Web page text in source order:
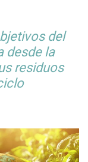
del
desde la
residuos